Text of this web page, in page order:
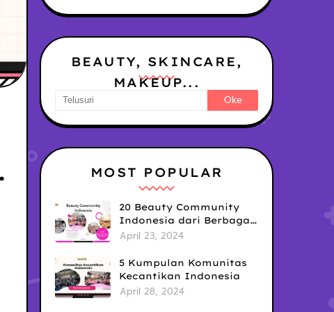
BEAUTY, SKINCARE,
MAKEUP...
MOST POPULAR
20 Beauty Community
Indonesia dari Berbagai
Brand yang bisa kamu
Skill & Upgrade Diri!
April 23, 2024
5 Kumpulan Komunitas
Kecantikan Indonesia
April 28, 2024